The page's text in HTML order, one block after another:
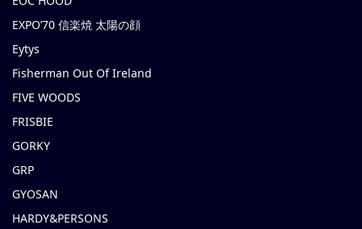
EXPO’70 信楽焼 太陽の顔
Eytys
Fisherman Out Of Ireland
FIVE WOODS
FRISBIE
GORKY
GRP
GYOSAN
HARDY&PERSONS